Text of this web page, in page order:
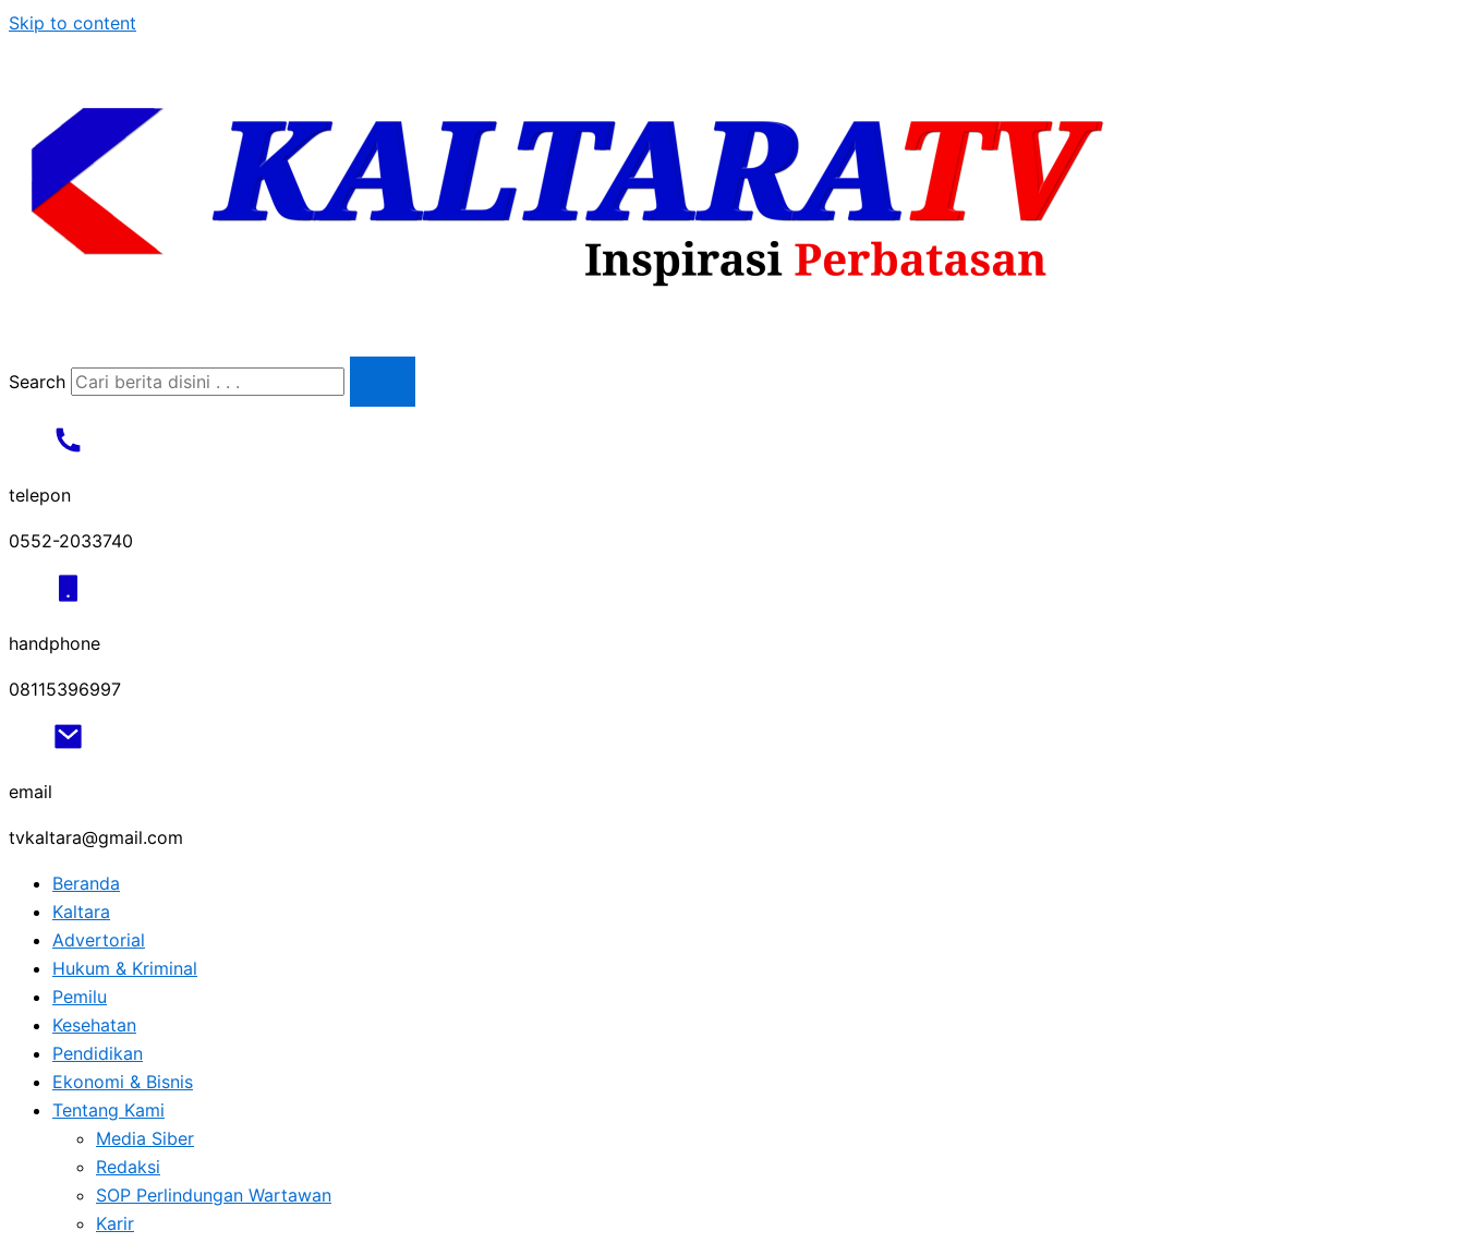
Skip to content
Search
telepon
0552-2033740
handphone
08115396997
email
tvkaltara@gmail.com
Beranda
Kaltara
Advertorial
Hukum & Kriminal
Pemilu
Kesehatan
Pendidikan
Ekonomi & Bisnis
Tentang Kami
Media Siber
Redaksi
SOP Perlindungan Wartawan
Karir